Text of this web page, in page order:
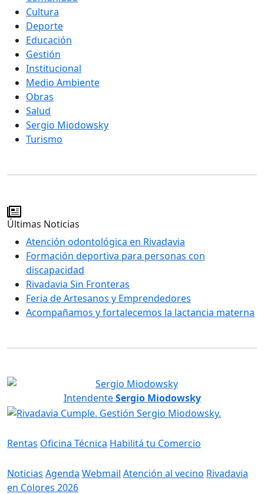
Cultura
Deporte
Educación
Gestión
Institucional
Medio Ambiente
Obras
Salud
Sergio Miodowsky
Turismo
Últimas Noticias
Atención odontológica en Rivadavia
Formación deportiva para personas con
discapacidad
Rivadavia Sin Fronteras
Feria de Artesanos y Emprendedores
Acompañamos y fortalecemos la lactancia materna
IntendenteSergio Miodowsky
Rentas Oficina Técnica Habilitá tu Comercio
Noticias Agenda Webmail Atención al vecino Rivadavia
en Colores 2026